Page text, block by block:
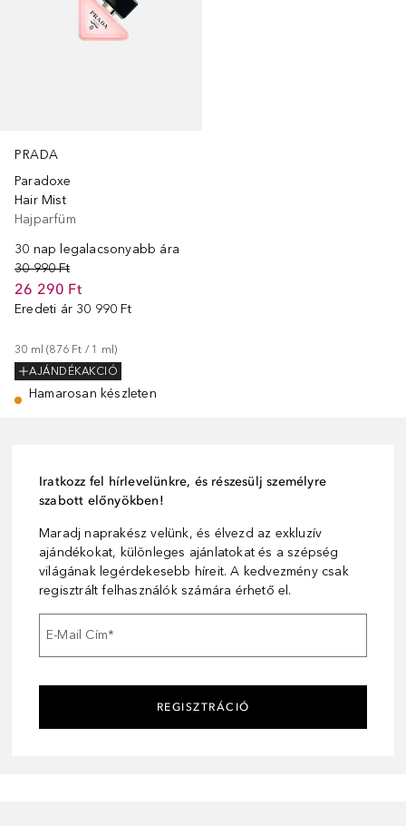
PRADA
Paradoxe
Hair Mist
Hajparfüm
30 nap legalacsonyabb ára
30 990 Ft
26 290 Ft
Eredeti ár 30 990 Ft
30 ml (876 Ft / 1 ml)
AJÁNDÉKAKCIÓ
Hamarosan készleten
Iratkozz fel hírlevelünkre, és részesülj személyre
szabott előnyökben!
Maradj naprakész velünk, és élvezd az exkluzív
ajándékokat, különleges ajánlatokat és a szépség
világának legérdekesebb híreit. A kedvezmény csak
regisztrált felhasználók számára érhető el.
E-Mail Cím*
REGISZTRÁCIÓ